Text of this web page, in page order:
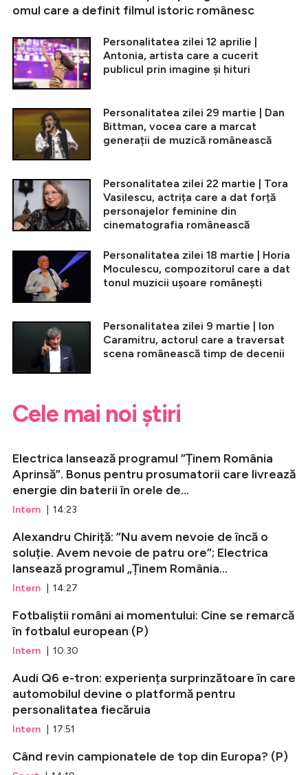
omul care a definit filmul istoric românesc
Personalitatea zilei 12 aprilie |
Antonia, artista care a cucerit
publicul prin imagine și hituri
Personalitatea zilei 29 martie | Dan
Bittman, vocea care a marcat
generații de muzică românească
Personalitatea zilei 22 martie | Tora
Vasilescu, actrița care a dat forță
personajelor feminine din
cinematografia românească
Personalitatea zilei 18 martie | Horia
Moculescu, compozitorul care a dat
tonul muzicii ușoare românești
Personalitatea zilei 9 martie | Ion
Caramitru, actorul care a traversat
scena românească timp de decenii
Cele mai noi știri
Electrica lansează programul ”Ținem România
Aprinsă”. Bonus pentru prosumatorii care livrează
energie din baterii în orele de...
Intern | 14:23
Alexandru Chiriță: ”Nu avem nevoie de încă o
soluție. Avem nevoie de patru ore”; Electrica
lansează programul „Ținem România...
Intern | 14:27
Fotbaliștii români ai momentului: Cine se remarcă
în fotbalul european (P)
Intern | 10:30
Audi Q6 e-tron: experiența surprinzătoare în care
automobilul devine o platformă pentru
personalitatea fiecăruia
Intern | 17:51
Când revin campionatele de top din Europa? (P)